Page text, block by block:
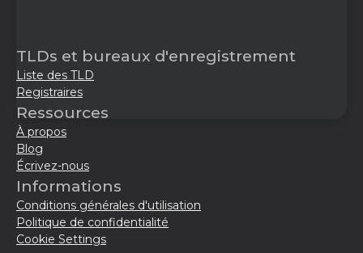
TLDs et bureaux d'enregistrement
Liste des TLD
Registraires
Ressources
À propos
Blog
Écrivez-nous
Informations
Conditions générales d'utilisation
Politique de confidentialité
Cookie Settings